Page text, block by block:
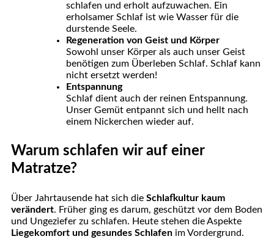
schlafen und erholt aufzuwachen. Ein
erholsamer Schlaf ist wie Wasser für die
durstende Seele.
Regeneration von Geist und Körper
Sowohl unser Körper als auch unser Geist
benötigen zum Überleben Schlaf. Schlaf kann
nicht ersetzt werden!
Entspannung
Schlaf dient auch der reinen Entspannung.
Unser Gemüt entpannt sich und hellt nach
einem Nickerchen wieder auf.
Warum schlafen wir auf einer
Matratze?
Über Jahrtausende hat sich die Schlafkultur kaum
verändert. Früher ging es darum, geschützt vor dem Boden
und Ungeziefer zu schlafen. Heute stehen die Aspekte
Liegekomfort und gesundes Schlafen im Vordergrund.